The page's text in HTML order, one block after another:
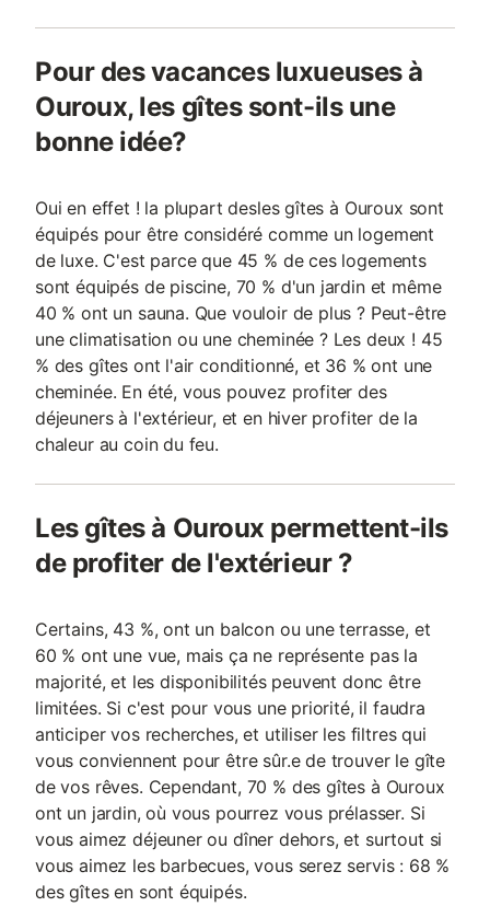
Pour des vacances luxueuses à
Ouroux, les gîtes sont-ils une
bonne idée?
Oui en effet ! la plupart desles gîtes à Ouroux sont
équipés pour être considéré comme un logement
de luxe. C'est parce que 45 % de ces logements
sont équipés de piscine, 70 % d'un jardin et même
40 % ont un sauna. Que vouloir de plus ? Peut-être
une climatisation ou une cheminée ? Les deux ! 45
% des gîtes ont l'air conditionné, et 36 % ont une
cheminée. En été, vous pouvez profiter des
déjeuners à l'extérieur, et en hiver profiter de la
chaleur au coin du feu.
Les gîtes à Ouroux permettent-ils
de profiter de l'extérieur ?
Certains, 43 %, ont un balcon ou une terrasse, et
60 % ont une vue, mais ça ne représente pas la
majorité, et les disponibilités peuvent donc être
limitées. Si c'est pour vous une priorité, il faudra
anticiper vos recherches, et utiliser les filtres qui
vous conviennent pour être sûr.e de trouver le gîte
de vos rêves. Cependant, 70 % des gîtes à Ouroux
ont un jardin, où vous pourrez vous prélasser. Si
vous aimez déjeuner ou dîner dehors, et surtout si
vous aimez les barbecues, vous serez servis : 68 %
des gîtes en sont équipés.